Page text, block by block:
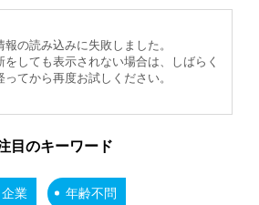
報の読み込みに失敗しました。
をしても表示されない場合は、しばらく
ってから再度お試しください。
目のキーワード
業 年齢不問